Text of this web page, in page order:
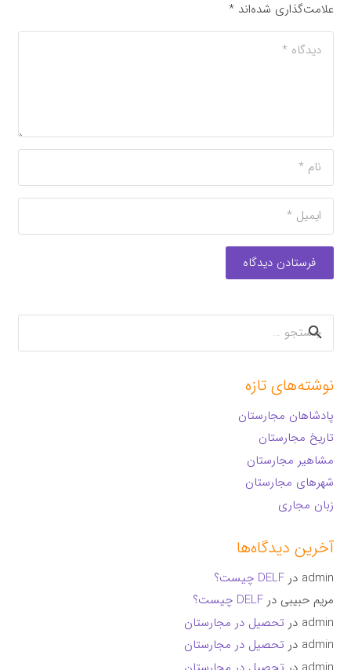
علامت‌گذاری شده‌اند*
فرستادن دیدگاه
جستجو
برای:
نوشته‌های تازه
پادشاهان مجارستان
تاریخ مجارستان
مشاهیر مجارستان
شهرهای مجارستان
زبان مجاری
آخرین دیدگاه‌ها
admin درDELF چیست؟
مریم حبیبی درDELF چیست؟
admin در تحصیل در مجارستان
admin در تحصیل در مجارستان